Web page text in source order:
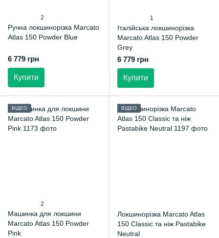
2
Ручна локшинорізка Marcato
Atlas 150 Powder Blue
6 779 грн
Купити
1
Італійська локшинорізка
Marcato Atlas 150 Powder
Grey
6 779 грн
Купити
ВІДЕО
2
Машинка для локшини
Marcato Atlas 150 Powder
Pink
ВІДЕО
Локшинорізка Marcato Atlas
150 Classic та ніж Pastabike
Neutral